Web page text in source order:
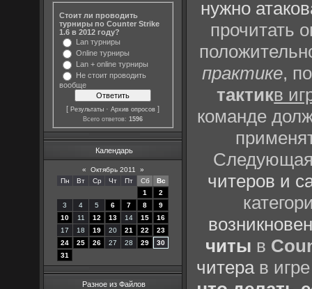
Стоит ли проводить
турниры по Counter Strike
1.6 в 2012 году?
Lan турниры
Online турниры
Lan + online турниры
Не стоит проводить
вообще
[Результаты ·Архив опросов ]
Всего ответов:1596
Календарь
« Октябрь 2011
»
Пн
Вт Ср Чт Пт Сб
Вс
1
2
3
4 5 6 7 8
9
10
11 12 13 14 15
16
17
18 19 20 21 22
23
24
25 26 27 28 29
30
31
Разное из Файлов
нужно
прочитать
практике,
тактикв
команде
Следующая
читеров и
читы в
читерав